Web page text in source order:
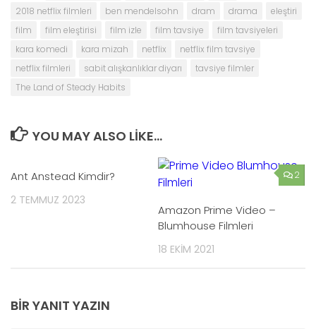
2018 netflix filmleri
ben mendelsohn dram drama
eleştiri
film
film eleştirisi film izle film tavsiye
film tavsiyeleri
kara komedi
kara mizah netflix
netflix film tavsiye
netflix filmleri
sabit alışkanlıklar diyarı
tavsiye filmler
The Land of Steady Habits
YOU MAY ALSO LIKE...
Ant Anstead Kimdir?
2 TEMMUZ 2023
2
Amazon Prime Video –
Blumhouse Filmleri
18 EKIM 2021
BIR YANIT YAZIN